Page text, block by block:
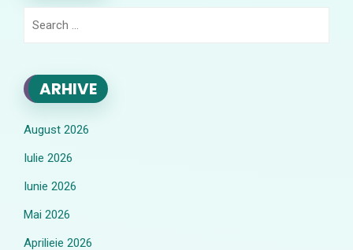
ARHIVE
August 2026
Iulie 2026
Iunie 2026
Mai 2026
Aprilieie 2026